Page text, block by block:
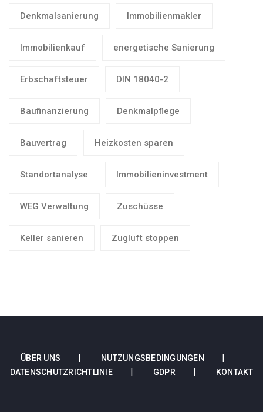
Denkmalsanierung Immobilienmakler
Immobilienkauf energetische Sanierung
Erbschaftsteuer DIN 18040-2
Baufinanzierung Denkmalpflege
Bauvertrag Heizkosten sparen
Standortanalyse Immobilieninvestment
WEG Verwaltung Zuschüsse
Keller sanieren Zugluft stoppen
ÜBER UNS
NUTZUNGSBEDINGUNGEN
DATENSCHUTZRICHTLINIE
GDPR KONTAKT